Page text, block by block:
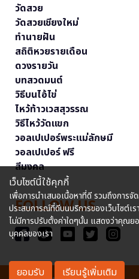
วัดสวย
วัดสวยเชียงใหม่
ทำนายฝัน
สถิติหวยรายเดือน
ดวงรายวัน
บทสวดมนต์
วิธีบนไอ้ไข่
ไหว้ท้าวเวสสุวรรณ
วิธีไหว้วัดแขก
วอลเปเปอร์พระแม่ลักษมี
วอลเปเปอร์ ฟรี
สีมงคล
FOLLOW US
เว็บไซต์นี้ใช้คุกกี้
เพื่อการนำเสนอเนื้อหาที่ดี รวมถึงการ
ประสบการณ์ที่ดีบนบริการของเว็บไซต์เ
ไม่มีการปรับตั้งค่าใดๆนั้น แสดงว่าคุณย
บุคคลของเรา
ยอมรับ เรียนรู้เพิ่มเติม